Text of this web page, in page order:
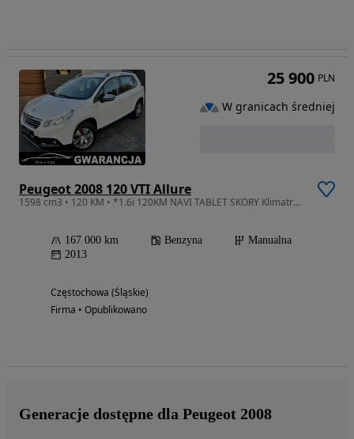
Peugeot 2008 120 VTI Allure
1598 cm3 • 120 KM • *1.6i 120KM NAVI TABLET SKÓRY Klimatronik LED ALU PDC Tempomat OPŁATY
167 000 km Benzyna
Manualna
2013
Częstochowa (Śląskie)
Firma • Opublikowano
25 900 PLN
W granicach średniej
Generacje dostępne dla Peugeot 2008